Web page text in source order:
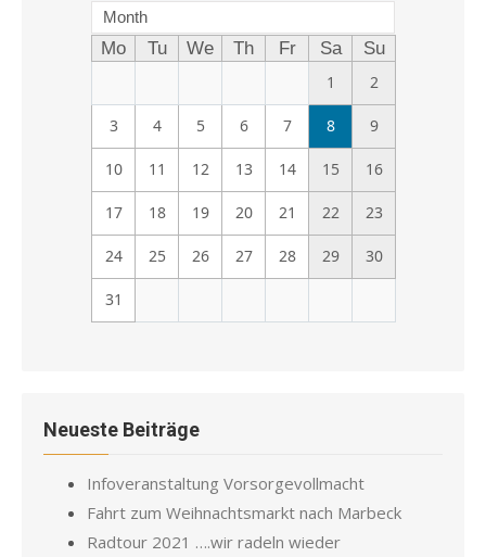
Month
Mo Tu We Th Fr Sa
Su
1
2
3 4 5 6 7 8 9
10 11 12 13 14 15 16
17 18 19 20 21 22 23
24 25 26 27 28 29 30
31
Neueste Beiträge
Infoveranstaltung Vorsorgevollmacht
Fahrt zum Weihnachtsmarkt nach Marbeck
Radtour 2021 ….wir radeln wieder